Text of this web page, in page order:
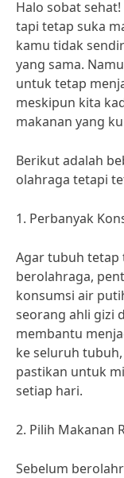
Halo sobat
tapi tetap suka
kamu tidak
yang sama.
untuk tetap
meskipun kita
makanan yang
Berikut adalah
olahraga tetapi
1. Perbanyak
Agar tubuh tetap
berolahraga,
konsumsi air
seorang ahli gizi
membantu
ke seluruh
pastikan untuk
setiap hari.
2. Pilih Makanan
Sebelum